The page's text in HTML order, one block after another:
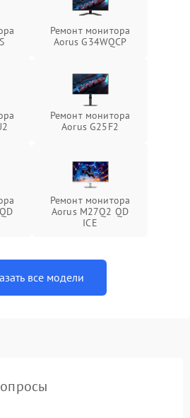
Ремонт монитора
Aorus G34WQCP
Ремонт монитора
Aorus G25F2
Ремонт монитора
Aorus M27Q2 QD
ICE
все модели